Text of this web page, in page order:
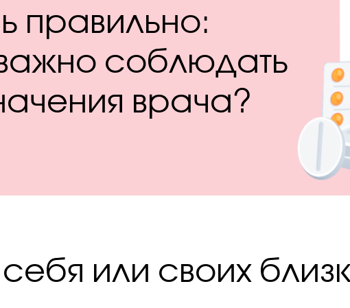
правильно:
соблюдать
врача?
или своих